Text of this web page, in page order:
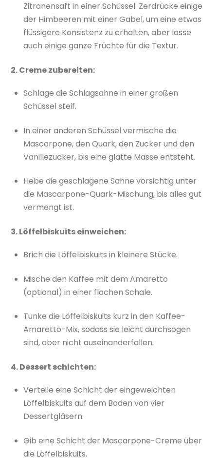
Zitronensaft in einer Schüssel. Zerdrücke einige
der Himbeeren mit einer Gabel, um eine etwas
flüssigere Konsistenz zu erhalten, aber lasse
auch einige ganze Früchte für die Textur.
2. Creme zubereiten:
Schlage die Schlagsahne in einer großen
Schüssel steif.
In einer anderen Schüssel vermische die
Mascarpone, den Quark, den Zucker und den
Vanillezucker, bis eine glatte Masse entsteht.
Hebe die geschlagene Sahne vorsichtig unter
die Mascarpone-Quark-Mischung, bis alles gut
vermengt ist.
3. Löffelbiskuits einweichen:
Brich die Löffelbiskuits in kleinere Stücke.
Mische den Kaffee mit dem Amaretto
(optional) in einer flachen Schale.
Tunke die Löffelbiskuits kurz in den Kaffee-
Amaretto-Mix, sodass sie leicht durchsogen
sind, aber nicht auseinanderfallen.
4. Dessert schichten:
Verteile eine Schicht der eingeweichten
Löffelbiskuits auf dem Boden von vier
Dessertgläsern.
Gib eine Schicht der Mascarpone-Creme über
die Löffelbiskuits.